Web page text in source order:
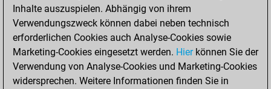
#2272 in blitz games
Dienstag,
September 2,
2025
Inhalte auszuspielen. Abhängig von ihrem
Verwendungszweck können dabei neben technisch
erforderlichen Cookies auch Analyse-Cookies sowie
Marketing-Cookies eingesetzt werden. Hierkönnen Sie der
Verwendung von Analyse-Cookies und Marketing-Cookies
widersprechen. Weitere Informationen finden Sie in